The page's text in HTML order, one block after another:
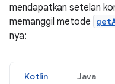
mendapatkan setelan
memanggil metode
nya:
Kotlin Java